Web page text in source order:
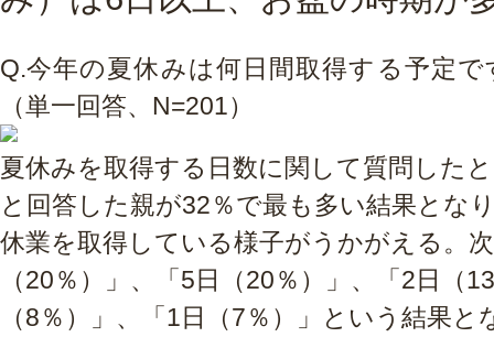
Q.今年の夏休みは何日間取得する予定で
（単一回答、N=201）
夏休みを取得する日数に関して質問した
と回答した親が32％で最も多い結果とな
休業を取得している様子がうかがえる。
（20％）」、「5日（20％）」、「2日（
（8％）」、「1日（7％）」という結果と